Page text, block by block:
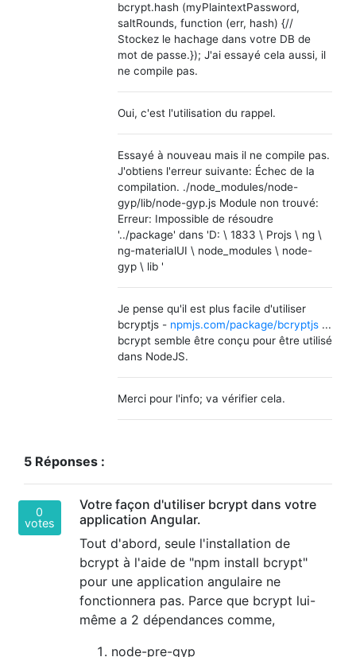
bcrypt.hash (myPlaintextPassword,
saltRounds, function (err, hash) {//
Stockez le hachage dans votre DB de
mot de passe.}); J'ai essayé cela aussi, il
ne compile pas.
Oui, c'est l'utilisation du rappel.
Essayé à nouveau mais il ne compile pas.
J'obtiens l'erreur suivante: Échec de la
compilation. ./node_modules/node-
gyp/lib/node-gyp.js Module non trouvé:
Erreur: Impossible de résoudre
'../package' dans 'D: \ 1833 \ Projs \ ng \
ng-materialUI \ node_modules \ node-
gyp \ lib '
Je pense qu'il est plus facile d'utiliser
bcryptjs - npmjs.com/package/bcryptjs...
bcrypt semble être conçu pour être utilisé
dans NodeJS.
Merci pour l'info; va vérifier cela.
5 Réponses :
0
votes
Votre façon d'utiliser bcrypt dans votre
application Angular.
Tout d'abord, seule l'installation de
bcrypt à l'aide de "npm install bcrypt"
pour une application angulaire ne
fonctionnera pas. Parce que bcrypt lui-
même a 2 dépendances comme,
node-pre-gyp